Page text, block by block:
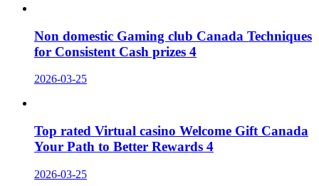
Non domestic Gaming club Canada Techniques
for Consistent Cash prizes 4
2026-03-25
Top rated Virtual casino Welcome Gift Canada
Your Path to Better Rewards 4
2026-03-25